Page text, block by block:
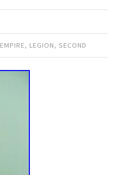
EMPIRE, LEGION,SECOND